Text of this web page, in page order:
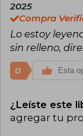
2025
Compra
Lo estoy
sin relleno,
0 Esta
¿Leíste este
agregar tu